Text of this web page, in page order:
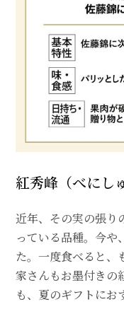
紅秀峰（べにし
近年、その実の張り
っている品種。今や
た。一度食べると、
家さんもお墨付きの
も、夏のギフトにお